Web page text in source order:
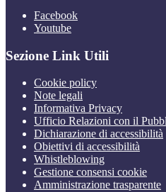
Facebook
Youtube
Sezione Link Utili
Cookie policy
Note legali
Informativa Privacy
Ufficio Relazioni con il
Dichiarazione di accessibilità
Obiettivi di accessibilità
Whistleblowing
Gestione consensi cookie
Amministrazione trasparente